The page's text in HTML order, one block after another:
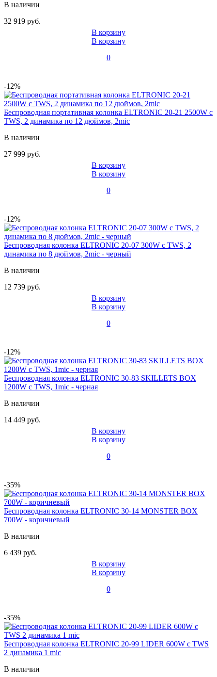
В наличии
32 919 руб.
В корзину
В корзину
0
-12%
Беспроводная портативная колонка ELTRONIC 20-21 2500W с
TWS, 2 динамика по 12 дюймов, 2mic
В наличии
27 999 руб.
В корзину
В корзину
0
-12%
Беспроводная колонка ELTRONIC 20-07 300W с TWS, 2
динамика по 8 дюймов, 2mic - черный
В наличии
12 739 руб.
В корзину
В корзину
0
-12%
Беспроводная колонка ELTRONIC 30-83 SKILLETS BOX
1200W с TWS, 1mic - черная
В наличии
14 449 руб.
В корзину
В корзину
0
-35%
Беспроводная колонка ELTRONIC 30-14 MONSTER BOX
700W - коричневый
В наличии
6 439 руб.
В корзину
В корзину
0
-35%
Беспроводная колонка ELTRONIC 20-99 LIDER 600W с TWS
2 динамика 1 mic
В наличии